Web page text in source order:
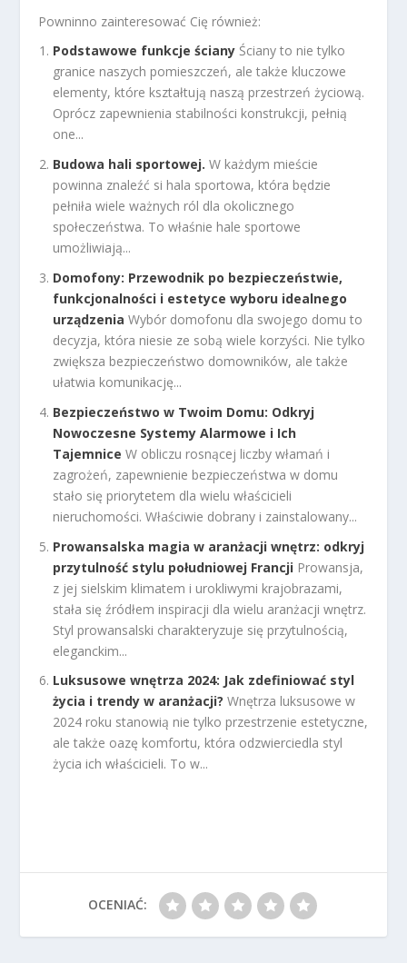
Powninno zainteresować Cię również:
Podstawowe funkcje ściany Ściany to nie tylko
granice naszych pomieszczeń, ale także kluczowe
elementy, które kształtują naszą przestrzeń życiową.
Oprócz zapewnienia stabilności konstrukcji, pełnią
one...
Budowa hali sportowej. W każdym mieście
powinna znaleźć si hala sportowa, która będzie
pełniła wiele ważnych ról dla okolicznego
społeczeństwa. To właśnie hale sportowe
umożliwiają...
Domofony: Przewodnik po bezpieczeństwie,
funkcjonalności i estetyce wyboru idealnego
urządzenia Wybór domofonu dla swojego domu to
decyzja, która niesie ze sobą wiele korzyści. Nie tylko
zwiększa bezpieczeństwo domowników, ale także
ułatwia komunikację...
Bezpieczeństwo w Twoim Domu: Odkryj
Nowoczesne Systemy Alarmowe i Ich
Tajemnice W obliczu rosnącej liczby włamań i
zagrożeń, zapewnienie bezpieczeństwa w domu
stało się priorytetem dla wielu właścicieli
nieruchomości. Właściwie dobrany i zainstalowany...
Prowansalska magia w aranżacji wnętrz: odkryj
przytulność stylu południowej Francji Prowansja,
z jej sielskim klimatem i urokliwymi krajobrazami,
stała się źródłem inspiracji dla wielu aranżacji wnętrz.
Styl prowansalski charakteryzuje się przytulnością,
eleganckim...
Luksusowe wnętrza 2024: Jak zdefiniować styl
życia i trendy w aranżacji? Wnętrza luksusowe w
2024 roku stanowią nie tylko przestrzenie estetyczne,
ale także oazę komfortu, która odzwierciedla styl
życia ich właścicieli. To w...
OCENIAĆ: